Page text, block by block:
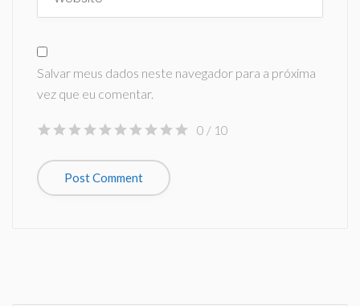
Salvar meus dados neste navegador para a próxima
vez que eu comentar.
0 / 10